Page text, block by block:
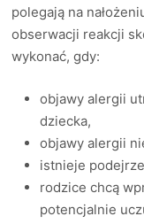
polegają na
obserwacji reakcji
wykonać, gdy:
objawy alergii
dziecka,
objawy alergii
istnieje
rodzice chcą
potencjalnie